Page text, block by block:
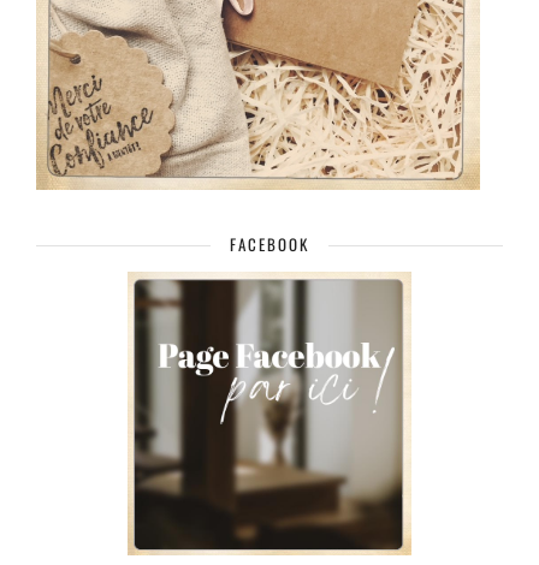
FACEBOOK